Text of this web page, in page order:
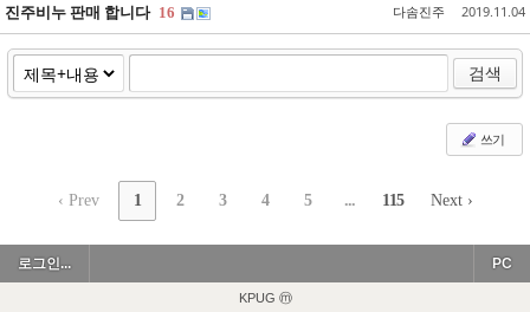
진주비누 판매 합니다 16 다솜진주 2019.11.04
검색
쓰기
‹ Prev 1 2 3 4 5 ... 115 Next ›
로그인... PC
KPUG ⓜ